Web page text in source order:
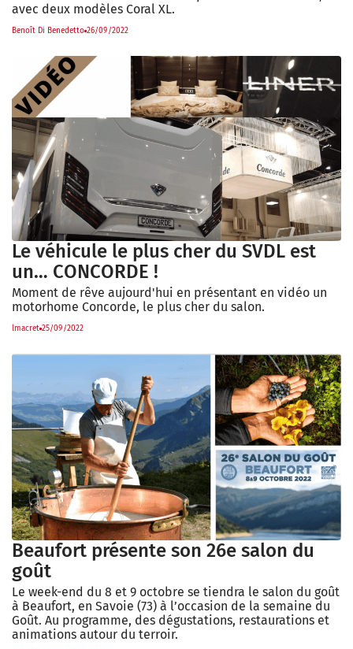
avec deux modèles Coral XL.
Benoît Di Benedetto 26/09/2022
Le véhicule le plus cher du SVDL est
un… CONCORDE !
Moment de rêve aujourd'hui en présentant en vidéo un
motorhome Concorde, le plus cher du salon.
lmacret 25/09/2022
Beaufort présente son 26e salon du
goût
Le week-end du 8 et 9 octobre se tiendra le salon du goût
à Beaufort, en Savoie (73) à l’occasion de la semaine du
Goût. Au programme, des dégustations, restaurations et
animations autour du terroir.